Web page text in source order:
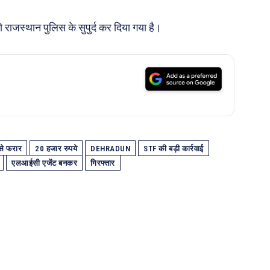
राजस्थान पुलिस के सुपुर्द कर दिया गया है।
फरार 20 हजार रुपये DEHRADUN
STF की बड़ी कार्रवाई
एलआईसी एजेंट बनकर
गिरफ्तार